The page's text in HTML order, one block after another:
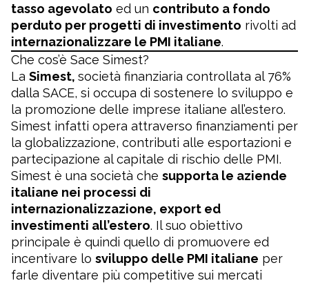
tasso agevolato ed un contributo a fondo
perduto per progetti di investimento rivolti ad
internazionalizzare le PMI italiane.
Che cos’è Sace Simest?
La Simest, società finanziaria controllata al 76%
dalla SACE, si occupa di sostenere lo sviluppo e
la promozione delle imprese italiane all’estero.
Simest infatti opera attraverso finanziamenti per
la globalizzazione, contributi alle esportazioni e
partecipazione al capitale di rischio delle PMI.
Simest è una società che supporta le aziende
italiane nei processi di
internazionalizzazione, export ed
investimenti all’estero. Il suo obiettivo
principale è quindi quello di promuovere ed
incentivare lo sviluppo delle PMI italiane per
farle diventare più competitive sui mercati